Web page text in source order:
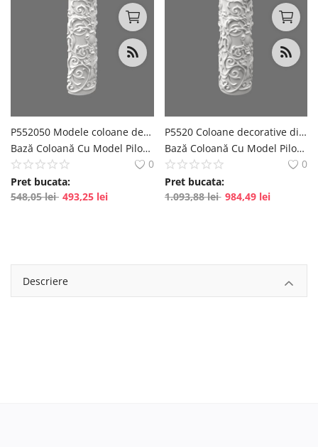
P552050 Modele coloane decorative din poliuretan
Bază Coloană Cu Model Pilon decorativ pentru decorare interioară și exterioară polure
0
Pret bucata:
548,05lei 493,25 lei
P5520 Coloane decorative din poliuretan
Bază Coloană Cu Model Pilon decorativ pentru decorare interioară și exterioară polure
0
Pret bucata:
1.093,88lei 984,49 lei
Descriere